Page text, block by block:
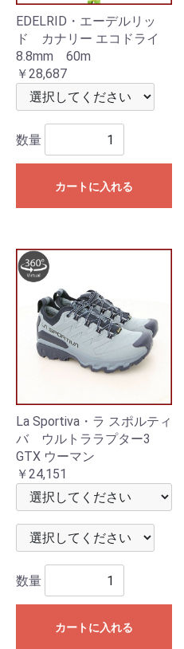
EDELRID・エーデルリッ
ド カナリー エコドライ
8.8mm 60m
￥28,687
数量
カートに入れる
La Sportiva・ラ スポルティ
バ ウルトララプター3
GTX ウーマン
￥24,151
数量
カートに入れる